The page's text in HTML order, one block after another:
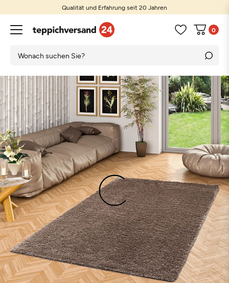
Qualität und Erfahrung seit 20 Jahren
0